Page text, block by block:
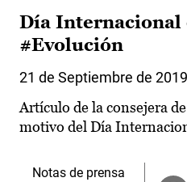
Día Internacional
#Evolución
21 de Septiembre de 2019
Artículo de la consejera
motivo del Día
Notas de prensa